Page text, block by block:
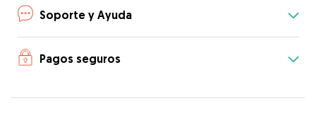
Soporte y Ayuda
Pagos seguros